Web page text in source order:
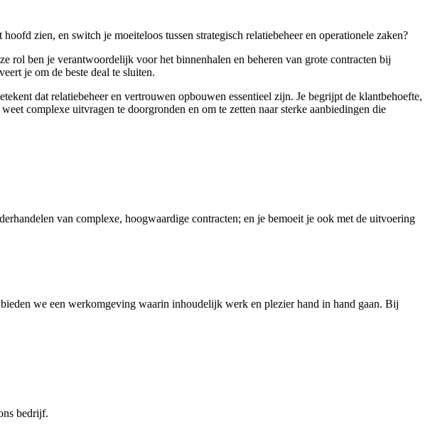
zien, en switch je moeiteloos tussen strategisch relatiebeheer en operationele zaken?
ben je verantwoordelijk voor het binnenhalen en beheren van grote contracten bij
je om de beste deal te sluiten.
dat relatiebeheer en vertrouwen opbouwen essentieel zijn. Je begrijpt de klantbehoefte,
complexe uitvragen te doorgronden en om te zetten naar sterke aanbiedingen die
van complexe, hoogwaardige contracten; en je bemoeit je ook met de uitvoering
we een werkomgeving waarin inhoudelijk werk en plezier hand in hand gaan. Bij
bedrijf.